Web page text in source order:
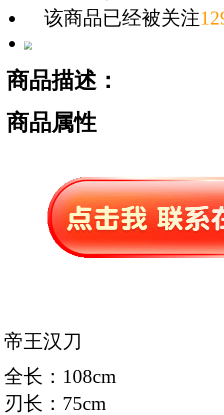
该商品已经被关注
商品描述：
商品属性
帝王汉刀
全长：108cm
刃长：75cm